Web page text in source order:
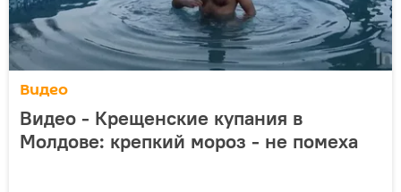
Видео
Видео - Крещенские купания в
Молдове: крепкий мороз - не помеха